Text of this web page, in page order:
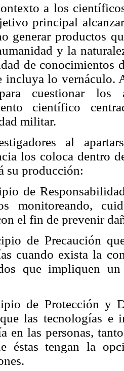
a los
principal
generar productos
y la
de conocimientos
incluya lo
cuestionar los
científico
militar.
al
los coloca dentro
su producción:
de
monitoreando,
el fin de prevenir
de Precaución
cuando exista la
que impliquen
de Protección y
las tecnologías e
en las personas,
éstas tengan la